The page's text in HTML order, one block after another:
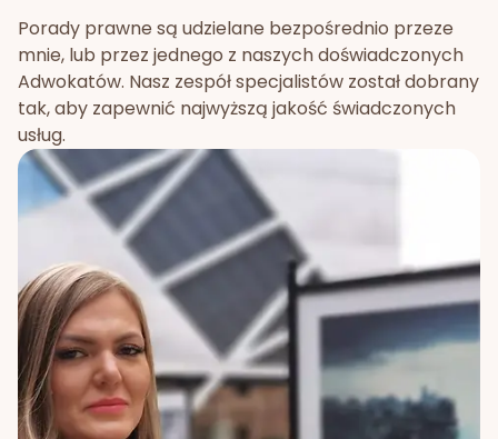
Porady prawne są udzielane bezpośrednio przeze
mnie, lub przez jednego z naszych doświadczonych
Adwokatów. Nasz zespół specjalistów został dobrany
tak, aby zapewnić najwyższą jakość świadczonych
usług.